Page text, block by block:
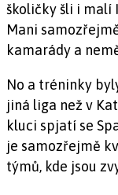
školičky šli i malí
Mani
kamarády a
No a tréninky
jiná liga než v
kluci spjatí se
je samozřejmě
týmů, kde jsou